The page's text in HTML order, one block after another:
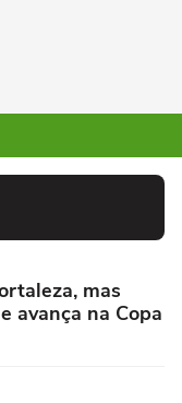
mas
avança na Copa